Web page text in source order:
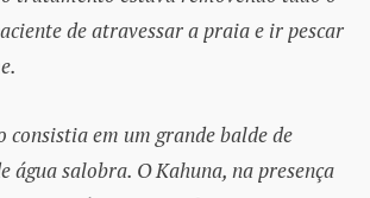
de atravessar a praia e ir pescar
consistia em um grande balde de
água salobra. O Kahuna, na presença